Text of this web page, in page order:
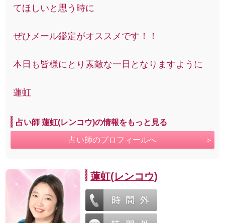
てほしいと思う時に
ぜひメール鑑定がオススメです！！
本日も皆様にとり素敵な一日となりますように
蓮虹
占い師 蓮虹(レンコウ)の情報をもっと見る
占い師のプロフィールへ
蓮虹(レンコウ)